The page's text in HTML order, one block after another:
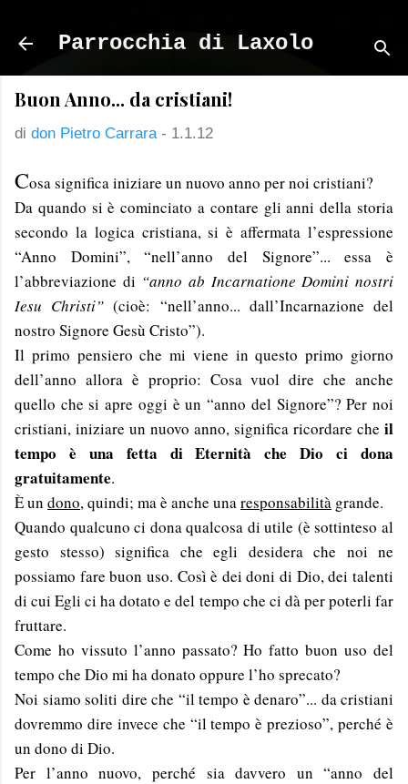
Parrocchia di Laxolo
Buon Anno... da cristiani!
di don Pietro Carrara - 1.1.12
Cosa significa iniziare un nuovo anno per noi cristiani?
Da quando si è cominciato a contare gli anni della storia
secondo la logica cristiana, si è affermata l’espressione
“Anno Domini”, “nell’anno del Signore”... essa è
l’abbreviazione di “anno ab Incarnatione Domini nostri
Iesu Christi” (cioè: “nell’anno... dall’Incarnazione del
nostro Signore Gesù Cristo”).
Il primo pensiero che mi viene in questo primo giorno
dell’anno allora è proprio: Cosa vuol dire che anche
quello che si apre oggi è un “anno del Signore”? Per noi
cristiani, iniziare un nuovo anno, significa ricordare che il
tempo è una fetta di Eternità che Dio ci dona
gratuitamente.
È un dono, quindi; ma è anche una responsabilità grande.
Quando qualcuno ci dona qualcosa di utile (è sottinteso al
gesto stesso) significa che egli desidera che noi ne
possiamo fare buon uso. Così è dei doni di Dio, dei talenti
di cui Egli ci ha dotato e del tempo che ci dà per poterli far
fruttare.
Come ho vissuto l’anno passato? Ho fatto buon uso del
tempo che Dio mi ha donato oppure l’ho sprecato?
Noi siamo soliti dire che “il tempo è denaro”... da cristiani
dovremmo dire invece che “il tempo è prezioso”, perché è
un dono di Dio.
Per l’anno nuovo, perché sia davvero un “anno del